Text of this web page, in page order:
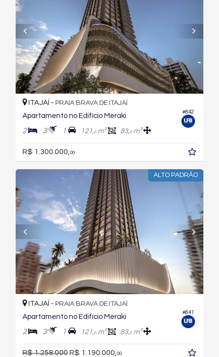
#842
ITAJAÍ - PRAIA BRAVA DE ITAJAÍ
Apartamento no Edifício Meraki
2 3 1 121,0m² 83,0m²
R$ 1.300.000,00
ALTO PADRÃO
#841
ITAJAÍ - PRAIA BRAVA DE ITAJAÍ
Apartamento no Edifício Meraki
2 3 1 121,0m² 83,0m²
R$ 1.258.000R$ 1.190.000, 00